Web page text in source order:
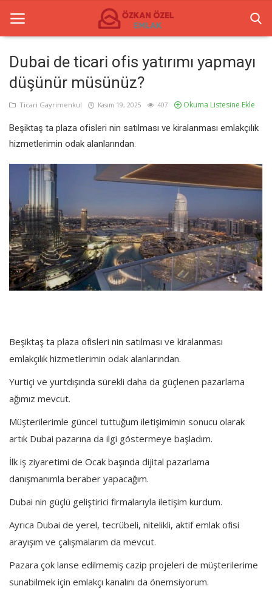
Anasayfa
Ticari Gayrimenkul
İletişim
Ticari Merkezler
Türkçe
Dubai de ticari ofis yatırımı yapmayı
düşünür müsünüz?
Ticari Gayrimenkul Kasım 19, 2025 407 Okuma Listesine Ekle
Beşiktaş ta plaza ofisleri nin satılması ve kiralanması emlakçılık
hizmetlerimin odak alanlarından.
Beşiktaş ta plaza ofisleri nin satılması ve kiralanması
emlakçılık hizmetlerimin odak alanlarından.
Yurtiçi ve yurtdışında sürekli daha da güçlenen pazarlama
ağımız mevcut.
Müşterilerimle güncel tuttuğum iletişimimin sonucu olarak
artık Dubai pazarına da ilgi göstermeye başladım.
İlk iş ziyaretimi de Ocak başında dijital pazarlama
danışmanımla beraber yapacağım.
Dubai nin güçlü geliştirici firmalarıyla iletişim kurdum.
Ayrıca Dubai de yerel, tecrübeli, nitelikli, aktif emlak ofisi
arayışım ve çalışmalarım da mevcut.
Pazara çok lanse edilmemiş cazip projeleri de müşterilerime
sunabilmek için emlakçı kanalını da önemsiyorum.